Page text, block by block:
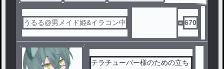
うるる@男メイド姫&イラコン中 670
テラチューバー様のための立ち